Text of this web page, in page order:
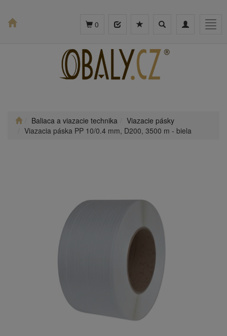
Toggle
Toggle
0
Baliaca a viazacie technika
Viazacie pásky
Viazacia páska PP 10/0.4 mm, D200, 3500 m - biela